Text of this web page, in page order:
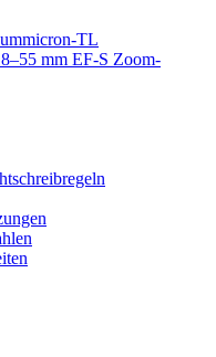
TL
mm EF-S Zoom-